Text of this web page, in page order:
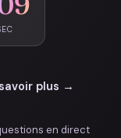
plus →
en direct